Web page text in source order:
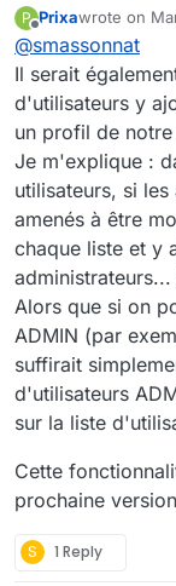
Pour
Il
sur
de
Cela
Si tu
P Prixawrote on
last edited by
@smassonnat
Il serait
d'utilisateurs y
un profil de
Je m'explique :
utilisateurs, si
amenés à être
chaque liste et y
Alors que si on
ADMIN (par
suffirait
d'utilisateurs
sur la liste
Cette
prochaine
S 1 Reply